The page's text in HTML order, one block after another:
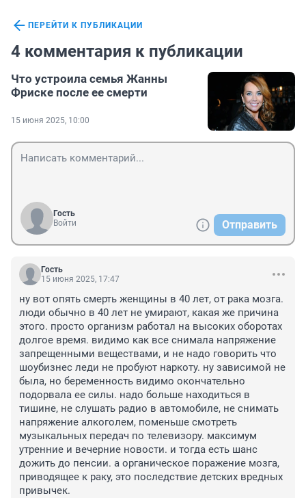
ПЕРЕЙТИ К ПУБЛИКАЦИИ
4 комментария к публикации
Что устроила семья Жанны
Фриске после ее смерти
15 июня 2025, 10:00
Гость
Войти
Отправить
Гость
15 июня 2025, 17:47
ну вот опять смерть женщины в 40 лет, от рака мозга.
люди обычно в 40 лет не умирают, какая же причина
этого. просто организм работал на высоких оборотах
долгое время. видимо как все снимала напряжение
запрещенными веществами, и не надо говорить что
шоубизнес леди не пробуют наркоту. ну зависимой не
была, но беременность видимо окончательно
подорвала ее силы. надо больше находиться в
тишине, не слушать радио в автомобиле, не снимать
напряжение алкоголем, поменьше смотреть
музыкальных передач по телевизору. максимум
утренние и вечерние новости. и тогда есть шанс
дожить до пенсии. а органическое поражение мозга,
приводящее к раку, это последствие детских вредных
привычек.